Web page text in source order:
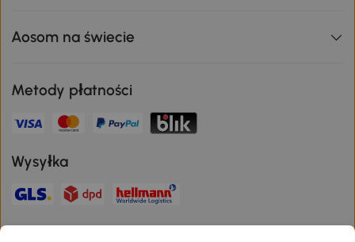
Aosom na świecie
Metody płatności
Wysyłka